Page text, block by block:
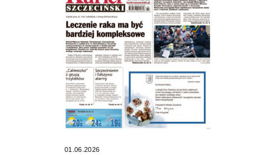
01.06.2026